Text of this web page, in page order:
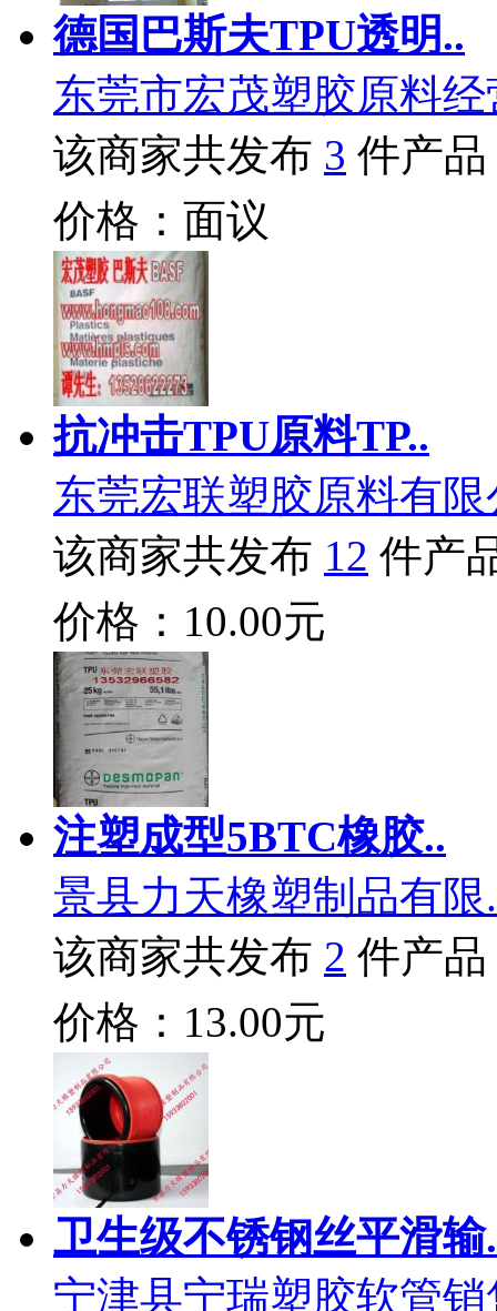
德国巴斯夫TPU透明..
东莞市宏茂塑胶原料经
该商家共发布 3 件产品
价格：面议
抗冲击TPU原料TP..
东莞宏联塑胶原料有限
该商家共发布 12 件产
价格：10.00元
注塑成型5BTC橡胶..
景县力天橡塑制品有限
该商家共发布 2 件产品
价格：13.00元
卫生级不锈钢丝平滑输
宁津县宁瑞塑胶软管销